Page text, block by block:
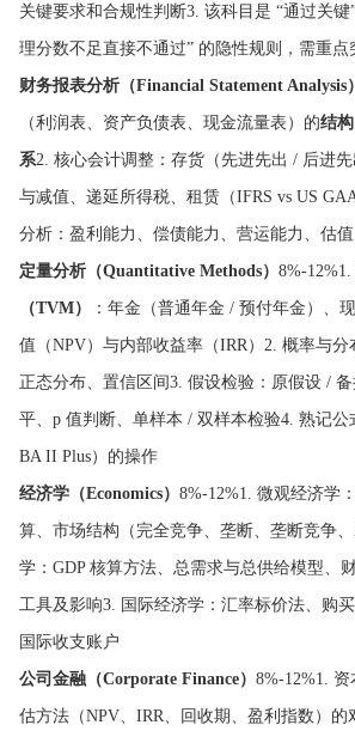
关键要求和合规性判断3. 该科目是 “通过关键
理分数不足直接不通过” 的隐性规则，需重点
财务报表分析（Financial Statement Analysis）
（利润表、资产负债表、现金流量表）的结
系2. 核心会计调整：存货（先进先出 / 后进
与减值、递延所得税、租赁（IFRS vs US
分析：盈利能力、偿债能力、营运能力、估
定量分析（Quantitative Methods） 8%-12%1.
（TVM） ：年金（普通年金 / 预付年金）、
值（NPV）与内部收益率（IRR）2. 概率与分
正态分布、置信区间3. 假设检验：原假设 /
平、p 值判断、单样本 / 双样本检验4. 熟记
BA II Plus）的操作
经济学（Economics） 8%-12%1. 微观经济学
算、市场结构（完全竞争、垄断、垄断竞争
学：GDP 核算方法、总需求与总供给模型、
工具及影响3. 国际经济学：汇率标价法、购
国际收支账户
公司金融（Corporate Finance） 8%-12%1.
估方法（NPV、IRR、回收期、盈利指数）的